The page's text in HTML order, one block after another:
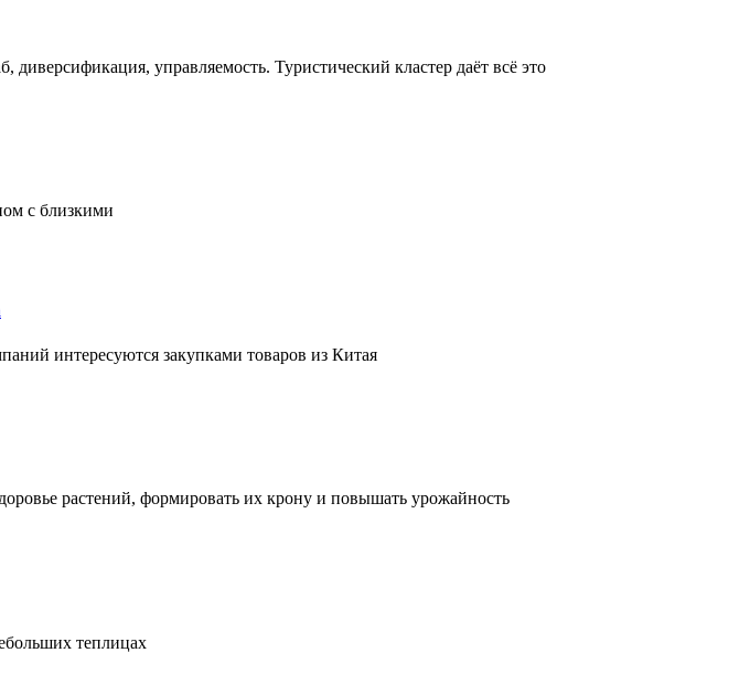
управляемость. Туристический кластер даёт всё это
с близкими
интересуются закупками товаров из Китая
растений, формировать их крону и повышать урожайность
теплицах